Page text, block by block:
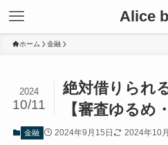
Alice
ホーム 金融
絶対借りられ
【審査ゆるめ
2024
10/11
金融 2024年9月15日 2024年10